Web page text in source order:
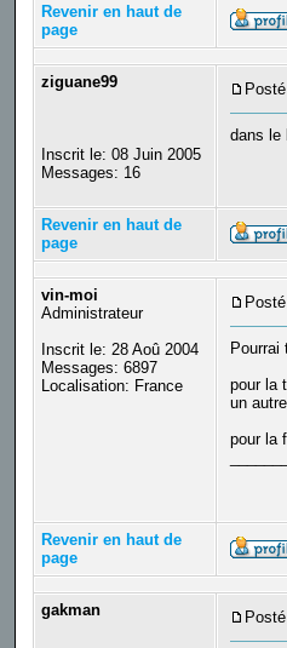
Revenir en haut de
page
ziguane99
Inscrit le: 08 Juin 2005
Messages: 16
dans le
Revenir en haut de
page
vin-moi
Administrateur
Inscrit le: 28 Aoû 2004
Messages: 6897
Localisation: France
Pourrai
pour la
un
pour la
Revenir en haut de
page
gakman